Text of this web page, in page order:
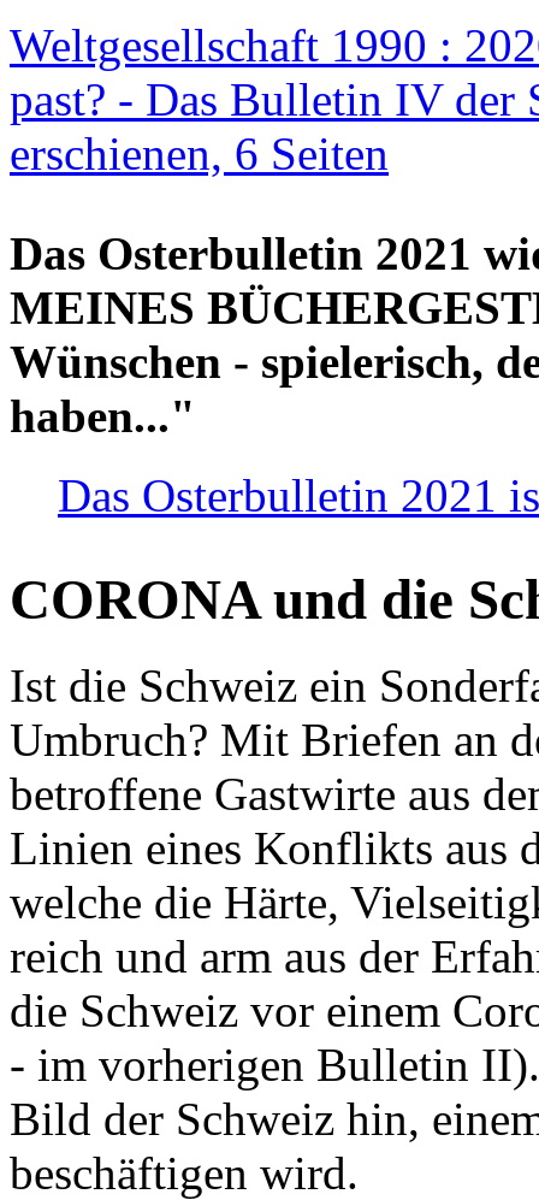
Weltgesellschaft 1990 :
past? - Das Bulletin IV der
erschienen, 6 Seiten
Das Osterbulletin 2021
MEINES
Wünschen - spielerisch,
haben..."
Das Osterbulletin 2021
CORONA und die
Ist die Schweiz ein
Umbruch? Mit Briefen an
betroffene Gastwirte aus
Linien eines Konflikts aus
welche die Härte,
reich und arm aus der
die Schweiz vor einem
- im vorherigen Bulletin
Bild der Schweiz hin,
beschäftigen wird.